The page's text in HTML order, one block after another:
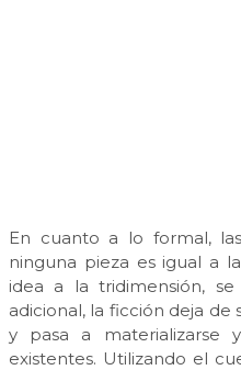
En cuanto a lo formal,
ninguna pieza es igual a
idea a la tridimensión,
adicional, la ficción deja
y pasa a materializarse
existentes. Utilizando el